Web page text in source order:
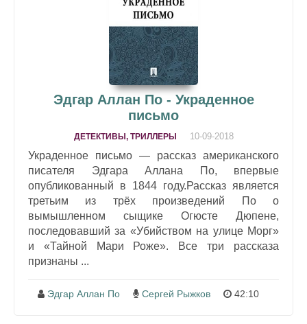
Эдгар Аллан По - Украденное
письмо
ДЕТЕКТИВЫ, ТРИЛЛЕРЫ 10-09-2018
Украденное письмо — рассказ американского
писателя Эдгара Аллана По, впервые
опубликованный в 1844 году.Рассказ является
третьим из трёх произведений По о
вымышленном сыщике Огюсте Дюпене,
последовавший за «Убийством на улице Морг»
и «Тайной Мари Роже». Все три рассказа
признаны ...
Эдгар Аллан По Сергей Рыжков 42:10